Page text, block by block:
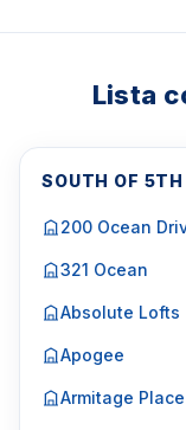
Lista
SOUTH OF
200 Ocean
321 Ocean
Absolute Lofts
Apogee
Armitage Place